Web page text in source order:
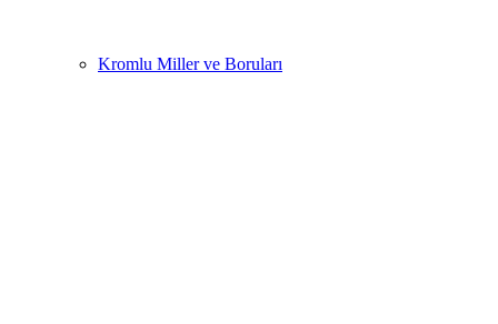
Kromlu Miller ve Boruları